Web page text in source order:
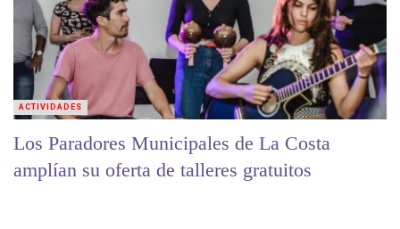
Los Paradores Municipales de La Costa
amplían su oferta de talleres gratuitos
ACTIVIDADES